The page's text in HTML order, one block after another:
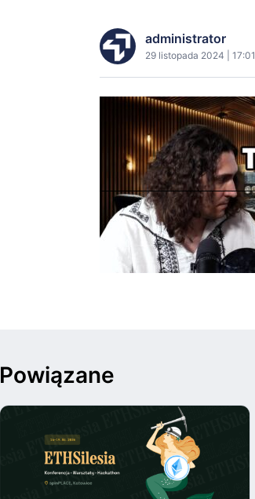
administrator
29 listopada 2024 | 17:01
Powiązane